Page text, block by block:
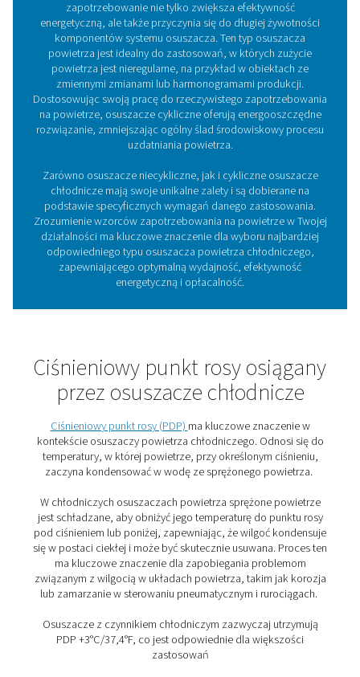
Jak działa osuszacz
powietrza?
Oto jak one działają: osuszacze chłodnicze są
wersjach chłodzonych powietrzem lub wodą. Oba
chłodzenia ciepłego i wilgotnego powietrza
sprężarki. Najpierw odbywa się to w wymienniku ciepła
powietrze-powietrze, a następnie na kolejnym etapie w
wymienniku ciepła powietrze-czynnik chłodniczy.
spadkiem temperatury wilgoć w powietrzu skrapla się,
Powietrze to jest następnie podgrzewane do
pokojowej w wymienniku ciepła powietrze-powietrze.
to ciśniniowy punkt rosy i zapobiega tworzeniu się
w instalacji sprężonego powietrza. Taka wymiana
doprowadzanym i odprowadzanym sprężonym
zmniejsza zatem również wymaganą moc chłodzenia
czynnika chłodzącego poprzez obniżenie temperatury
doprowadzanego sprężonego powietrza.
Jako najpopularniejsza technologia osuszania
powietrza, zastosowania osuszaczy chłodniczych są
nieograniczone.